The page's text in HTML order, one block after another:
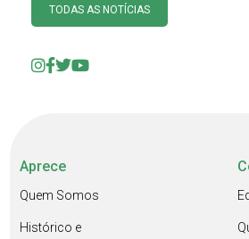
TODAS AS NOTÍCIAS
Aprece
Quem Somos
Histórico e